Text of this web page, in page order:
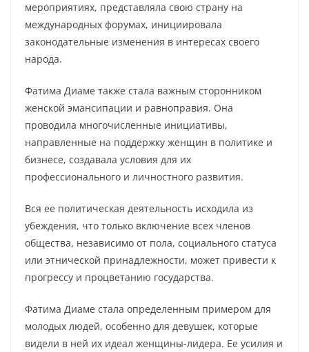
мероприятиях, представляла свою страну на
международных форумах, инициировала
законодательные изменения в интересах своего
народа.
Фатима Диаме также стала важным сторонником
женской эмансипации и равноправия. Она
проводила многочисленные инициативы,
направленные на поддержку женщин в политике и
бизнесе, создавала условия для их
профессионального и личностного развития.
Вся ее политическая деятельность исходила из
убеждения, что только включение всех членов
общества, независимо от пола, социального статуса
или этнической принадлежности, может привести к
прогрессу и процветанию государства.
Фатима Диаме стала определенным примером для
молодых людей, особенно для девушек, которые
видели в ней их идеал женщины-лидера. Ее усилия и